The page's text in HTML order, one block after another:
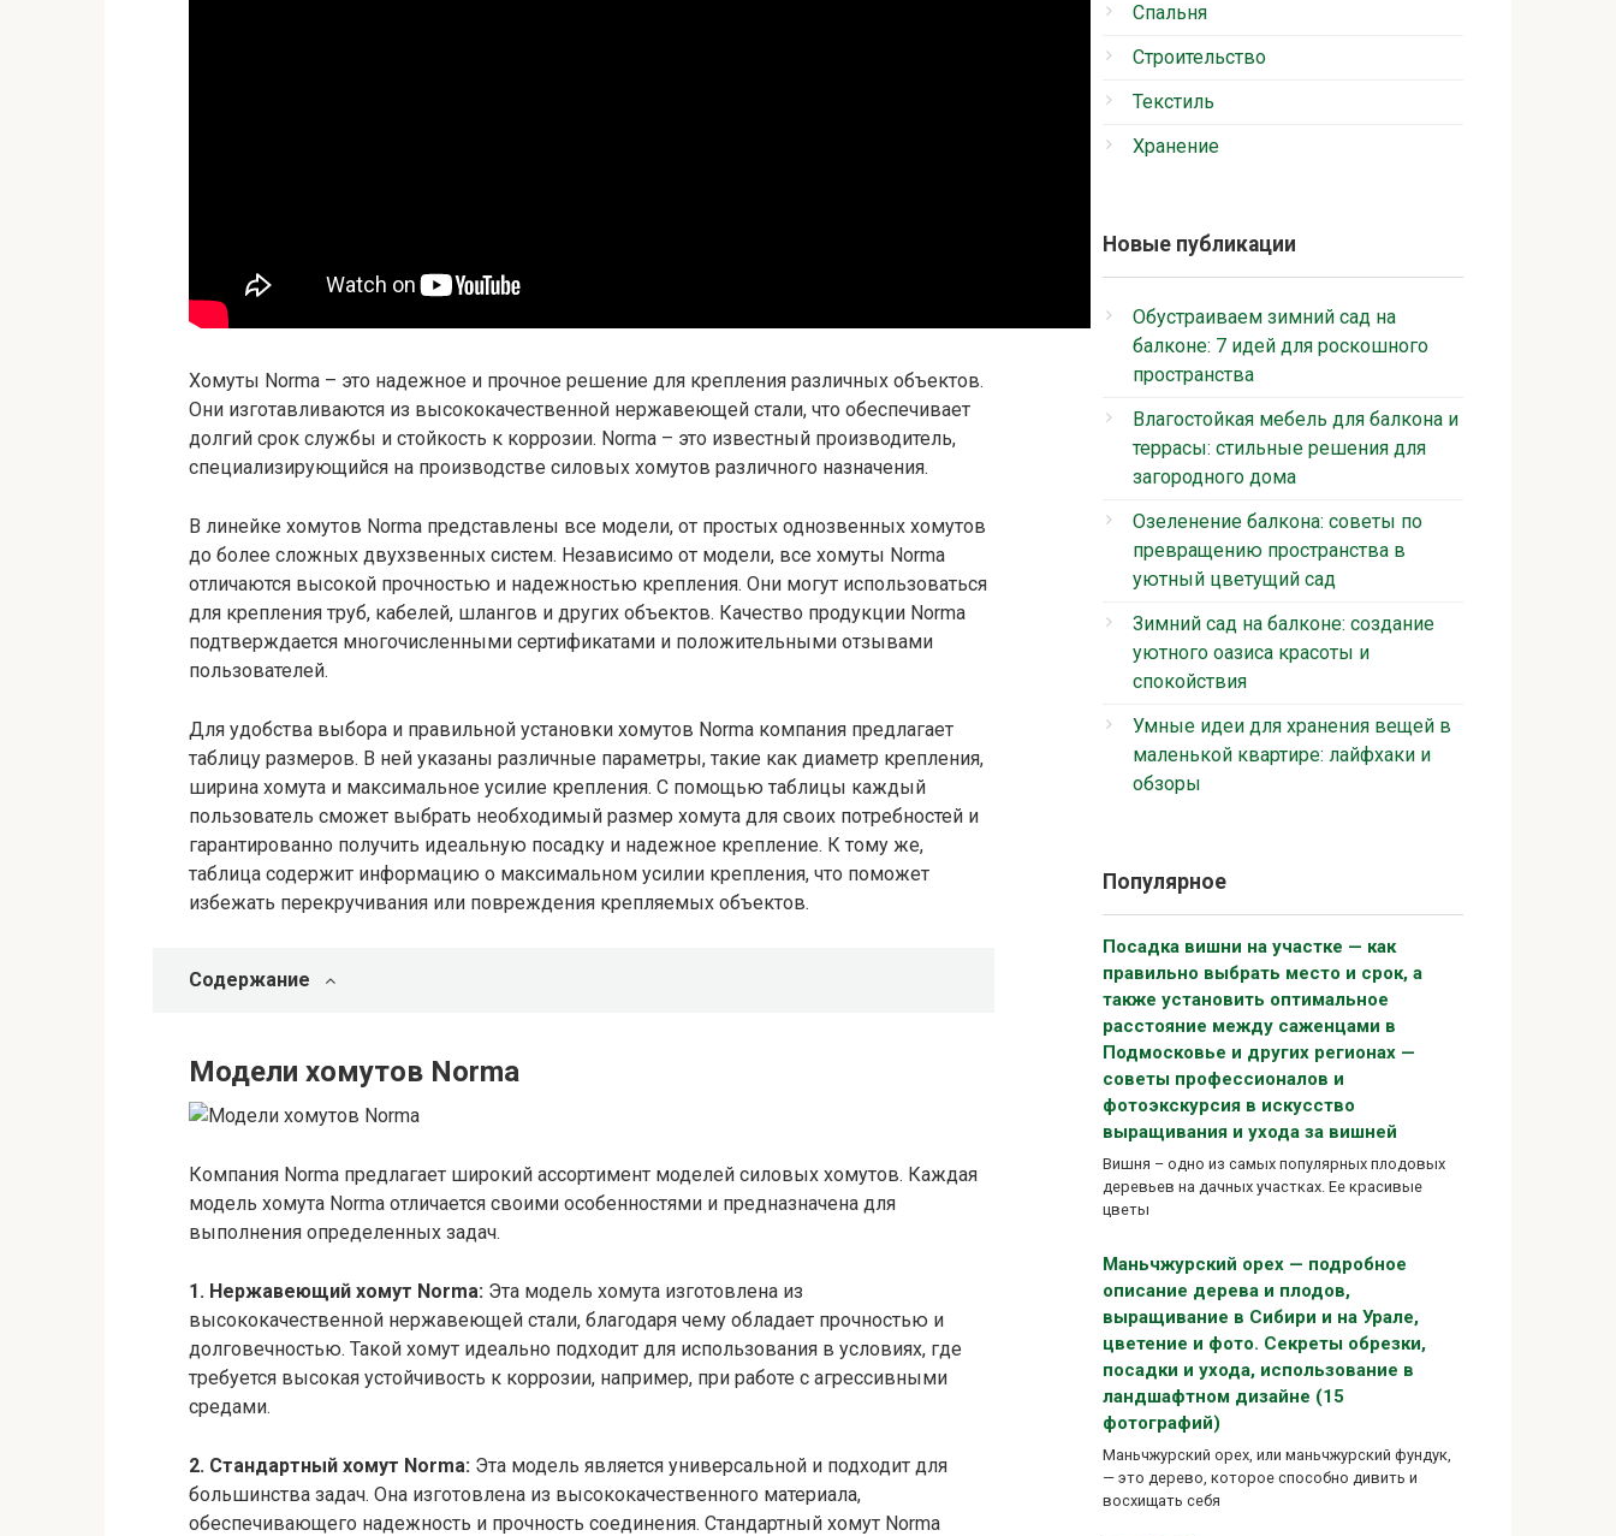
Хомуты Norma – это надежное и прочное решение для крепления различных объектов.
Они изготавливаются из высококачественной нержавеющей стали, что обеспечивает
долгий срок службы и стойкость к коррозии. Norma – это известный производитель,
специализирующийся на производстве силовых хомутов различного назначения.
В линейке хомутов Norma представлены все модели, от простых однозвенных хомутов
до более сложных двухзвенных систем. Независимо от модели, все хомуты Norma
отличаются высокой прочностью и надежностью крепления. Они могут использоваться
для крепления труб, кабелей, шлангов и других объектов. Качество продукции Norma
подтверждается многочисленными сертификатами и положительными отзывами
пользователей.
Для удобства выбора и правильной установки хомутов Norma компания предлагает
таблицу размеров. В ней указаны различные параметры, такие как диаметр крепления,
ширина хомута и максимальное усилие крепления. С помощью таблицы каждый
пользователь сможет выбрать необходимый размер хомута для своих потребностей и
гарантированно получить идеальную посадку и надежное крепление. К тому же,
таблица содержит информацию о максимальном усилии крепления, что поможет
избежать перекручивания или повреждения крепляемых объектов.
Содержание
Модели хомутов Norma
Компания Norma предлагает широкий ассортимент моделей силовых хомутов. Каждая
модель хомута Norma отличается своими особенностями и предназначена для
выполнения определенных задач.
1. Нержавеющий хомут Norma: Эта модель хомута изготовлена из
высококачественной нержавеющей стали, благодаря чему обладает прочностью и
долговечностью. Такой хомут идеально подходит для использования в условиях, где
требуется высокая устойчивость к коррозии, например, при работе с агрессивными
средами.
2. Стандартный хомут Norma: Эта модель является универсальной и подходит для
большинства задач. Она изготовлена из высококачественного материала,
обеспечивающего надежность и прочность соединения. Стандартный хомут Norma
Спальня
Строительство
Текстиль
Хранение
Новые публикации
Обустраиваем зимний сад на
балконе: 7 идей для роскошного
пространства
Влагостойкая мебель для балкона и
террасы: стильные решения для
загородного дома
Озеленение балкона: советы по
превращению пространства в
уютный цветущий сад
Зимний сад на балконе: создание
уютного оазиса красоты и
спокойствия
Умные идеи для хранения вещей в
маленькой квартире: лайфхаки и
обзоры
Популярное
Посадка вишни на участке — как
правильно выбрать место и срок, а
также установить оптимальное
расстояние между саженцами в
Подмосковье и других регионах —
советы профессионалов и
фотоэкскурсия в искусство
выращивания и ухода за вишней
Вишня – одно из самых популярных плодовых
деревьев на дачных участках. Ее красивые
цветы
Маньчжурский орех — подробное
описание дерева и плодов,
выращивание в Сибири и на Урале,
цветение и фото. Секреты обрезки,
посадки и ухода, использование в
ландшафтном дизайне (15
фотографий)
Маньчжурский орех, или маньчжурский фундук,
— это дерево, которое способно дивить и
восхищать себя